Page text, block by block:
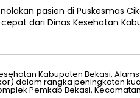
pasien di Puskesmas
dari Dinas Kesehatan